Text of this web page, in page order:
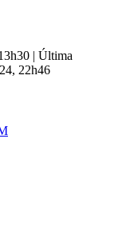
| Última
22h46